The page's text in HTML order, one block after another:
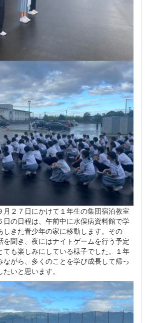
２７日にかけて１年生の集団宿泊教室
日の日程は、午前中に水俣病資料館で学
しきた青少年の家に移動します。その
を聞き、夜にはナイトゲームを行う予定
ても楽しみにしている様子でした。１年
ながら、多くのことを学び成長して帰っ
いと思います。